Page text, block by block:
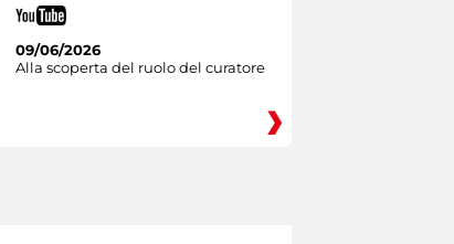
09/06/2026
Alla scoperta del ruolo del curatore